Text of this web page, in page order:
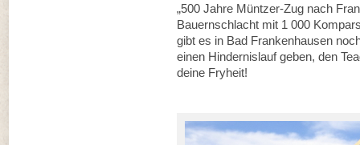
„500 Jahre Müntzer-Zug nach
Bauernschlacht mit 1 000
gibt es in Bad Frankenhausen
einen Hindernislauf geben, den
deine Fryheit!